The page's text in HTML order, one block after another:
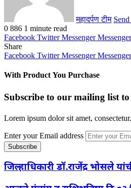
महादर्पण टीम
0 886 1 minute read
Facebook Twitter Messenger Messenger
Share
Facebook Twitter Messenger Messenger
With Product You Purchase
Subscribe to our mailing list
Lorem ipsum dolor sit amet, consectetur.
Enter your Email address
जिल्हाधिकारी डॉ.राजेंद्र भोसले